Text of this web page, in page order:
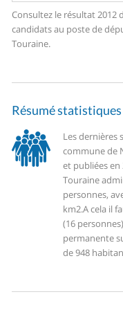
Consultez le résultat 2012
candidats au poste de
Touraine.
Résumé
Les dernières
commune de
et publiées en
Touraine
personnes,
km2.A cela il
(16
permanente
de 948